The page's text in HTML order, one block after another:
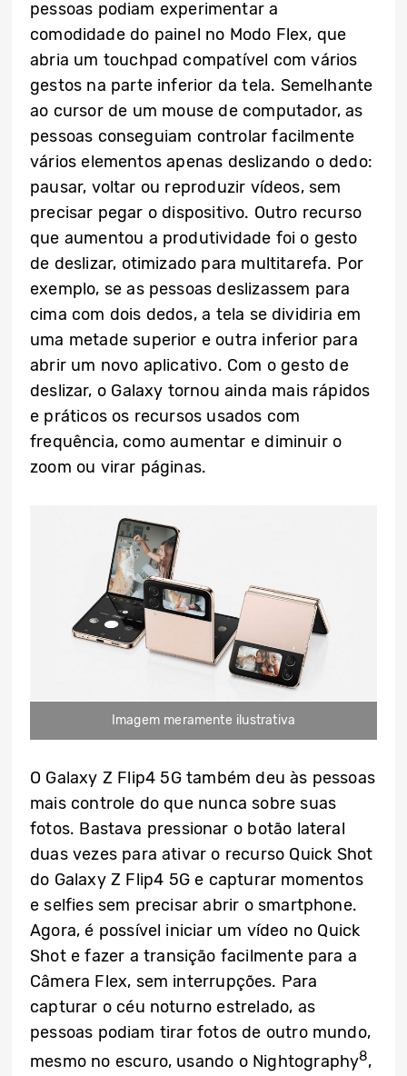
pessoas podiam experimentar a
comodidade do painel no Modo Flex, que
abria um touchpad compatível com vários
gestos na parte inferior da tela. Semelhante
ao cursor de um mouse de computador, as
pessoas conseguiam controlar facilmente
vários elementos apenas deslizando o dedo:
pausar, voltar ou reproduzir vídeos, sem
precisar pegar o dispositivo. Outro recurso
que aumentou a produtividade foi o gesto
de deslizar, otimizado para multitarefa. Por
exemplo, se as pessoas deslizassem para
cima com dois dedos, a tela se dividiria em
uma metade superior e outra inferior para
abrir um novo aplicativo. Com o gesto de
deslizar, o Galaxy tornou ainda mais rápidos
e práticos os recursos usados com
frequência, como aumentar e diminuir o
zoom ou virar páginas.
Imagem meramente ilustrativa
O Galaxy Z Flip4 5G também deu às pessoas
mais controle do que nunca sobre suas
fotos. Bastava pressionar o botão lateral
duas vezes para ativar o recurso Quick Shot
do Galaxy Z Flip4 5G e capturar momentos
e selfies sem precisar abrir o smartphone.
Agora, é possível iniciar um vídeo no Quick
Shot e fazer a transição facilmente para a
Câmera Flex, sem interrupções. Para
capturar o céu noturno estrelado, as
pessoas podiam tirar fotos de outro mundo,
mesmo no escuro, usando o Nightography8,